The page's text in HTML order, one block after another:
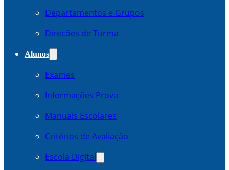
Departamentos e Grupos
Direcões de Turma
Alunos
Exames
Informações Prova
Manuais Escolares
Critérios de Avaliação
Escola Digital